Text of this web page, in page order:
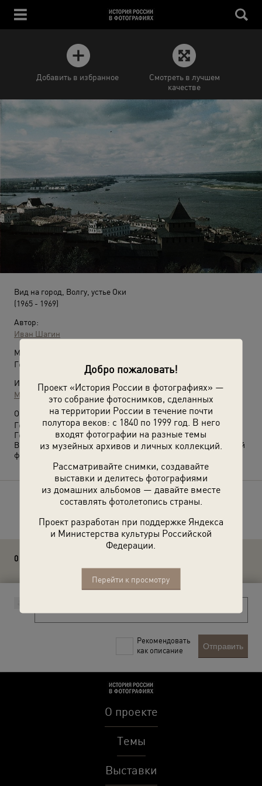
Добро пожаловать!
Проект «История России в фотографиях» —
это собрание фотоснимков, сделанных
на территории России в течение почти
полутора веков: с 1840 по 1999 год. В него
входят фотографии на разные темы
из музейных архивов и личных коллекций.
Рассматривайте снимки, создавайте
выставки и делитесь фотографиями
из домашних альбомов — давайте вместе
составлять фотолетопись страны.
Проект разработан при поддержке Яндекса
и Министерства культуры Российской
Федерации.
Перейти к просмотру
Добавить в избранное
Смотреть в лучшем
качестве
Вид на город, Волгу, устье Оки
(1965 - 1969)
Автор:
Иван Шагин
Место съемки:
Горьковская обл., г. Горький
Источники:
МАММ / МДФ
О фотографии:
Горьковская область с 1990 года – Нижегородская, а город
Горький – Нижний Новгород.
Выставки «Жизнь в городе "Н-Н"»и«Россия целиком»
с этой
фотографией.
Расскажите друзьям об этом фото
0 комментариев
Рекомендовать
как описание
Отправить
О проекте
Темы
Выставки